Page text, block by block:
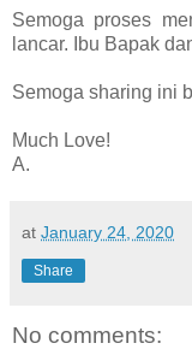
Semoga proses
lancar. Ibu Bapak
Semoga sharing ini
Much Love!
A.
at January 24, 2020
Share
No comments: